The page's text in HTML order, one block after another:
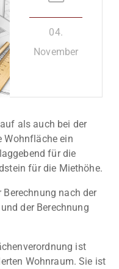
04.
November
als auch bei der
Wohnfläche ein
für die
für die Miethöhe.
Berechnung nach der
der Berechnung
ist
Wohnraum. Sie ist